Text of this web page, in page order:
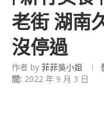
老街 湖南
沒停過
作者 by 菲菲吳小姐
間: 2022 年 9 月 3 日